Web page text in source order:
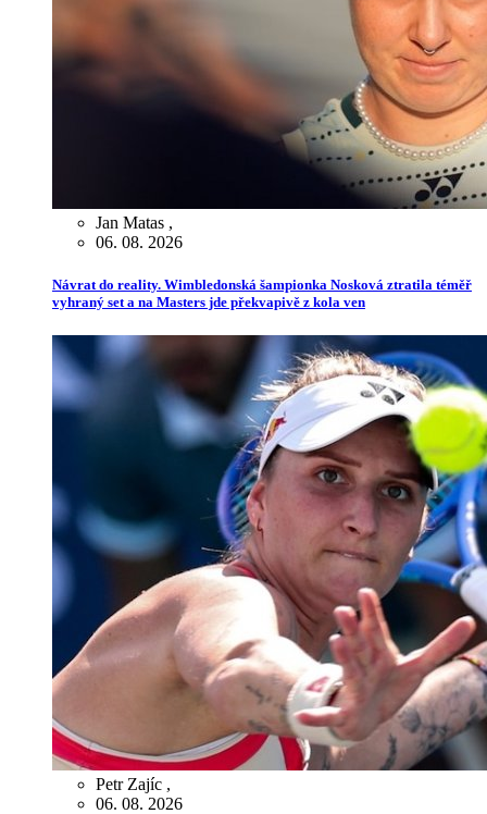
Jan Matas ,
06. 08. 2026
Návrat do reality. Wimbledonská šampionka Nosková ztratila téměř
vyhraný set a na Masters jde překvapivě z kola ven
Petr Zajíc ,
06. 08. 2026